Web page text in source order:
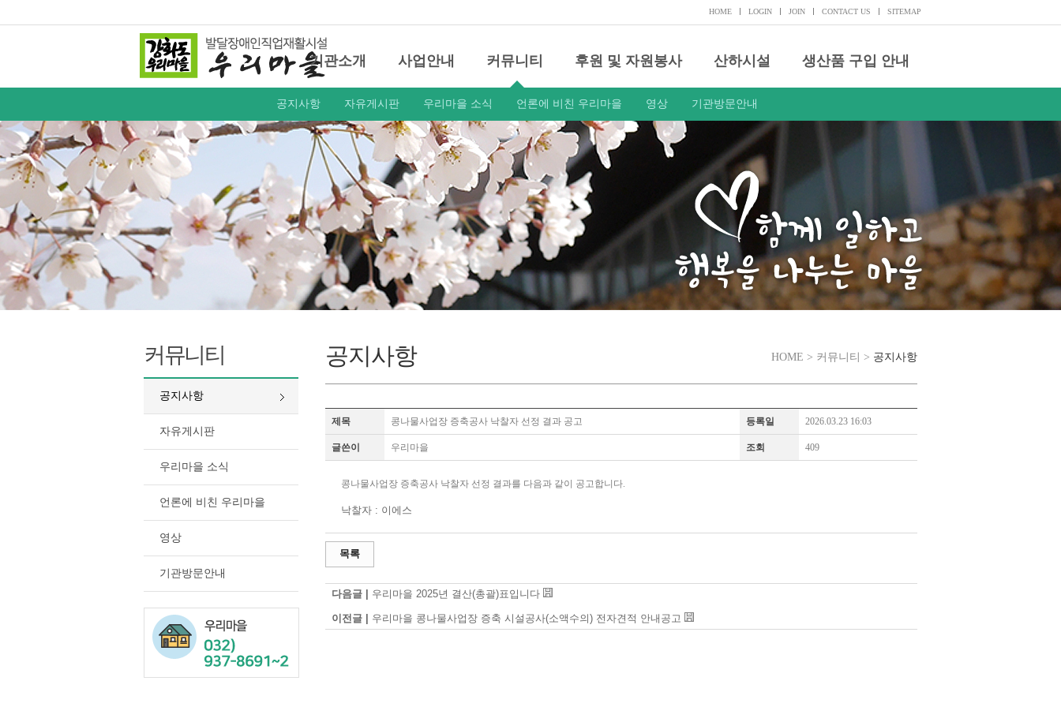
HOME LOGIN JOIN CONTACT US SITEMAP
기관소개 사업안내 커뮤니티 후원 및 자원봉사 산하시설 생산품 구입 안내
공지사항 자유게시판 우리마을 소식 언론에 비친 우리마을 영상 기관방문안내
커뮤니티
공지사항
자유게시판
우리마을 소식
언론에 비친 우리마을
영상
기관방문안내
공지사항 HOME > 커뮤니티 > 공지사항
제목 콩나물사업장 증축공사 낙찰자 선정 결과 공고 등록일 2026.03.23 16:03
글쓴이 우리마을 조회 409
콩나물사업장 증축공사 낙찰자 선정 결과를 다음과 같이 공고합니다.
낙찰자 : 이에스
목록
다음글 | 우리마을 2025년 결산(총괄)표입니다
이전글 | 우리마을 콩나물사업장 증축 시설공사(소액수의) 전자견적 안내공고